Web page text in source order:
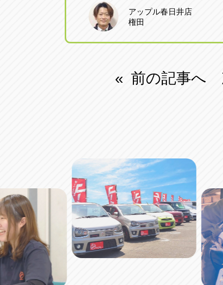
アップル春日井店
権田
« 前の記事へ